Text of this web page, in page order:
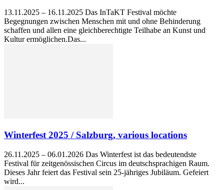
13.11.2025 – 16.11.2025 Das InTaKT Festival möchte
Begegnungen zwischen Menschen mit und ohne Behinderung
schaffen und allen eine gleichberechtigte Teilhabe an Kunst und
Kultur ermöglichen.Das...
Winterfest 2025 / Salzburg, various locations
26.11.2025 – 06.01.2026 Das Winterfest ist das bedeutendste
Festival für zeitgenössischen Circus im deutschsprachigen Raum.
Dieses Jahr feiert das Festival sein 25-jähriges Jubiläum. Gefeiert
wird...